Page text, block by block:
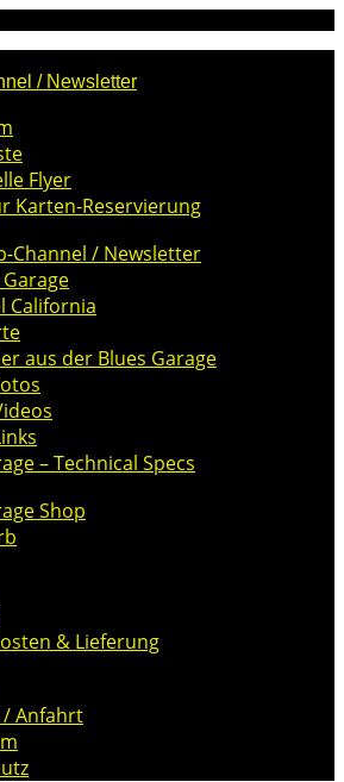
/ Newsletter
Flyer
Karten-Reservierung
Channel / Newsletter
California
aus der Blues Garage
– Technical Specs
Shop
& Lieferung
Anfahrt